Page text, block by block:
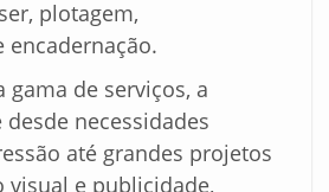
plotagem,
encadernação.
gama de serviços, a
necessidades
até grandes projetos
visual e publicidade,